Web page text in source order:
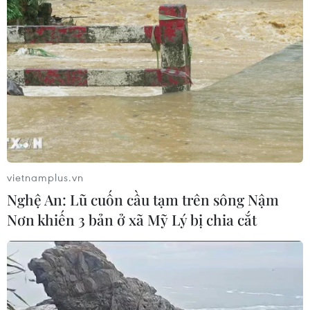
ASEAN Cup 2026 ngày 8/8: Xác định
đối thủ của đội tuyển Việt Nam ở bán
kết
08/08/2026 03:50
Tuyển Việt Nam giành vé vào
bán kết, vì sao ông Kim Sang-sik vẫn
không vui?
08/08/2026 03:37
66 đoàn võ thuật lần đầu tiên
hội tụ tại Festival Võ thuật quốc tế Hà
Nội 2026
08/08/2026 02:26
vietnamplus.vn
Nghệ An: Lũ cuốn cầu tạm trên sông Nậm
Nơn khiến 3 bản ở xã Mỹ Lý bị chia cắt